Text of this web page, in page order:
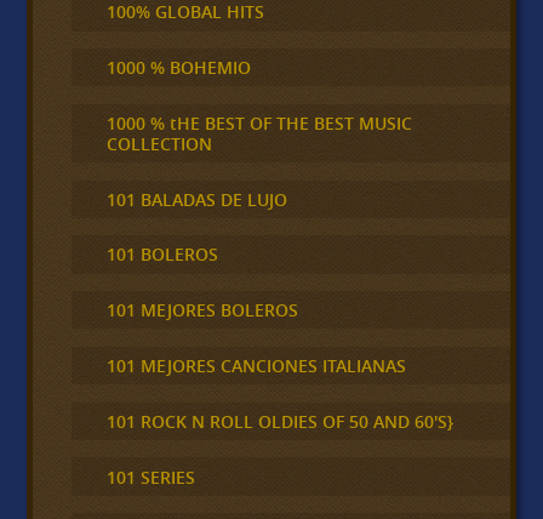
100% GLOBAL HITS
1000 % BOHEMIO
1000 % tHE BEST OF THE BEST MUSIC
COLLECTION
101 BALADAS DE LUJO
101 BOLEROS
101 MEJORES BOLEROS
101 MEJORES CANCIONES ITALIANAS
101 ROCK N ROLL OLDIES OF 50 AND 60'S}
101 SERIES